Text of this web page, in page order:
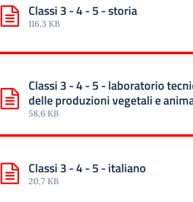
Scarica: Classi 3 - 4 - 5 - storia
Classi 3 - 4 - 5 - storia
116,3 KB
Scarica: Classi 3 - 4 - 5 - laboratorio
Classi 3 - 4 - 5 - laboratorio
delle produzioni vegetali e
58,6 KB
Scarica: Classi 3 - 4 - 5 - italiano
Classi 3 - 4 - 5 - italiano
20,7 KB